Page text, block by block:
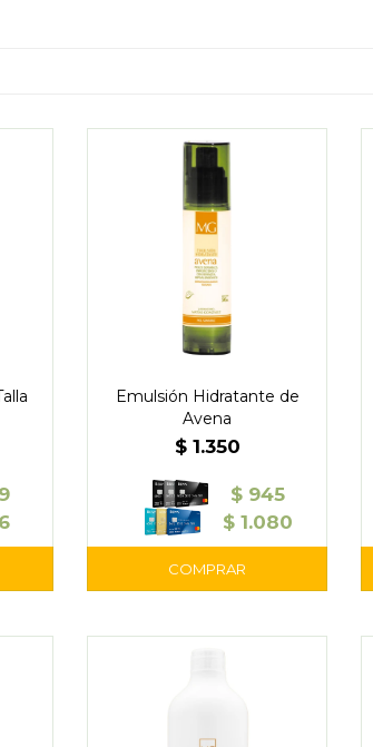
Emulsión Hidratante de
Avena
$ 1.350
$ 945
$ 1.080